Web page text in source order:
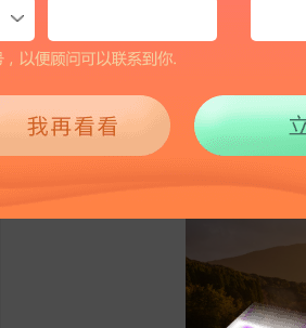
891 2026-06-03 15:00